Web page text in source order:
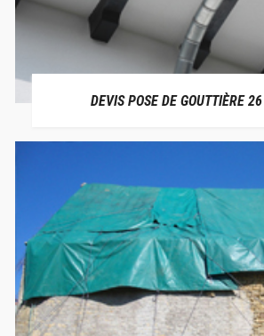
DEVIS POSE DE GOUTTIÈRE